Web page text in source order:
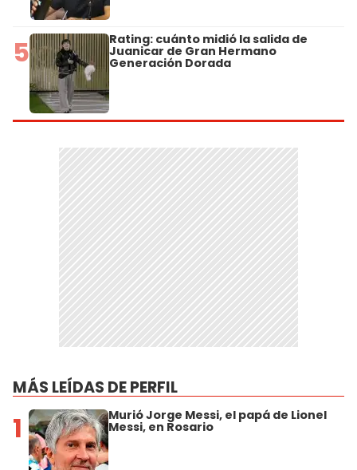
5 Rating: cuánto midió la salida de
Juanicar de Gran Hermano
Generación Dorada
MÁS LEÍDAS DE PERFIL
1 Murió Jorge Messi, el papá de Lionel
Messi, en Rosario